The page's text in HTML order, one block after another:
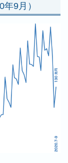
9月）